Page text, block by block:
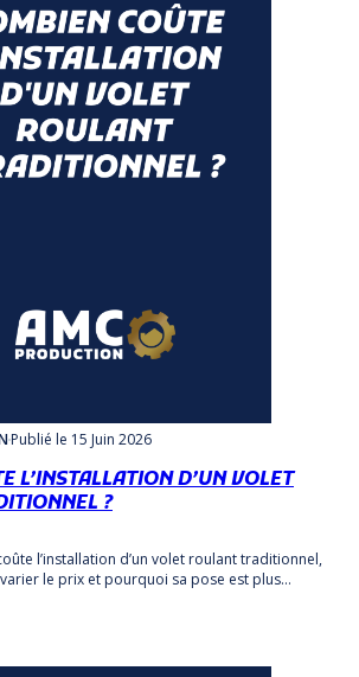
Publié le 15 Juin 2026
L’INSTALLATION D’UN VOLET
?
l’installation d’un volet roulant traditionnel,
le prix et pourquoi sa pose est plus